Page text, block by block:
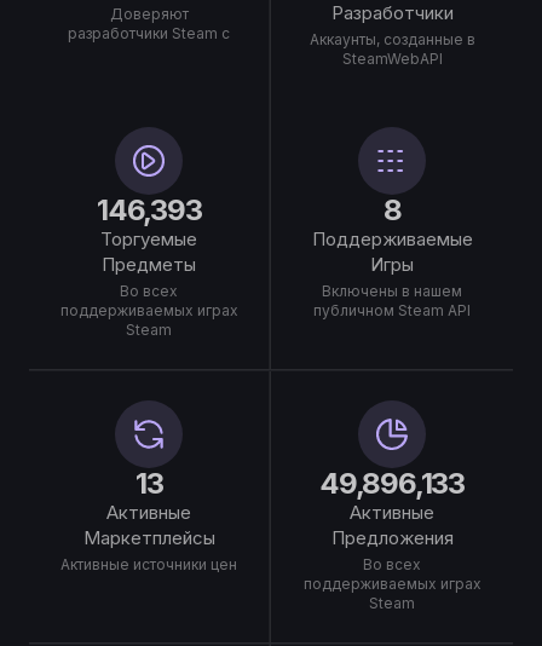
Доверяют
разработчики Steam с
Разработчики
Аккаунты, созданные в
SteamWebAPI
146,393
Торгуемые
Предметы
Во всех
поддерживаемых играх
Steam
8
Поддерживаемые
Игры
Включены в нашем
публичном Steam API
13
Активные
Маркетплейсы
Активные источники цен
49,896,133
Активные
Предложения
Во всех
поддерживаемых играх
Steam